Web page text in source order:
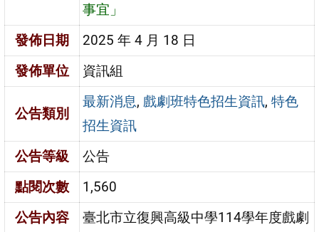
事宜」
發佈日期
2025 年 4 月 18 日
發佈單位
資訊組
公告類別
最新消息, 戲劇班特色招生資訊,特色
招生資訊
公告等級
公告
點閱次數
1,560
公告內容
臺北市立復興高級中學114學年度戲劇